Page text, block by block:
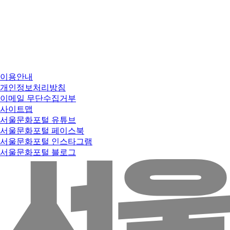
이용안내
개인정보처리방침
이메일 무단수집거부
사이트맵
서울문화포털 유튜브
서울문화포털 페이스북
서울문화포털 인스타그램
서울문화포털 블로그